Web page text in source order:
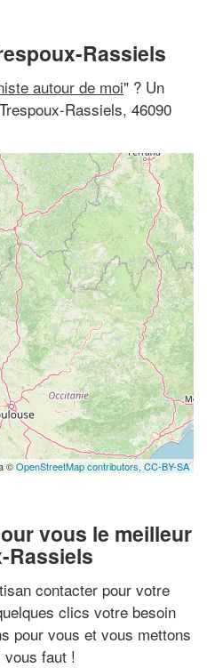
Rassiels
autour de moi" ? Un
Rassiels, 46090
©OpenStreetMap contributors, CC-BY-SA
vous le meilleur
Rassiels
contacter pour votre
clics votre besoin
pour vous et vous mettons
vous faut !